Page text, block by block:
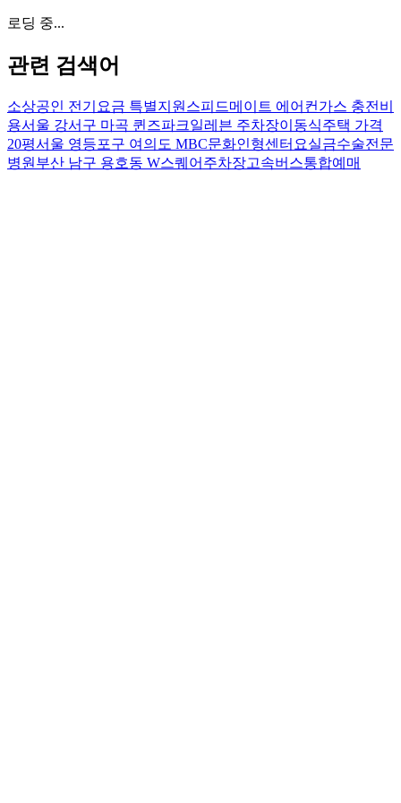
로딩 중...
관련 검색어
소상공인 전기요금 특별지원 스피드메이트 에어컨가스 충전비
용서울 강서구 마곡 퀸즈파크일레븐 주차장이동식주택 가격
20평서울 영등포구 여의도 MBC문화인형센터 요실금수술전문
병원 부산 남구 용호동 W스퀘어주차장고속버스통합예매